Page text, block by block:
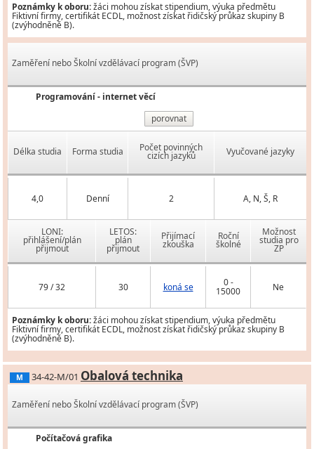
Poznámky k oboru:žáci mohou získat stipendium, výuka předmětu
Fiktivní firmy, certifikát ECDL, možnost získat řidičský průkaz skupiny B
(zvýhodněně B).
Zaměření nebo Školní vzdělávací program (ŠVP)
Programování - internet věcí
porovnat
Délka studia Forma studia Počet povinných
cizích jazyků Vyučované jazyky
4,0 Denní 2 A, N, Š, R
LONI:
přihlášení/plán
přijmout
LETOS:
plán
přijmout
Přijímací
zkouška
Roční
školné
Možnost
studia pro
ZP
79 / 32 30 koná se 0 -
15000 Ne
Poznámky k oboru:žáci mohou získat stipendium, výuka předmětu
Fiktivní firmy, certifikát ECDL, možnost získat řidičský průkaz skupiny B
(zvýhodněně B).
M 34-42-M/01 Obalová technika
Zaměření nebo Školní vzdělávací program (ŠVP)
Počítačová grafika